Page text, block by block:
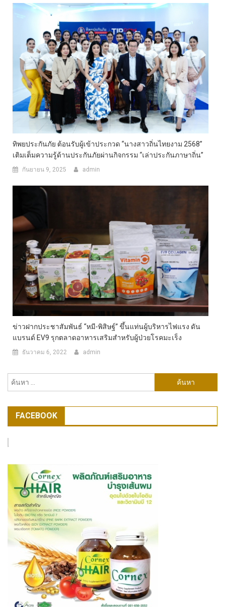
ทิพยประกันภัย ต้อนรับผู้เข้าประกวด “นางสาวถิ่นไทยงาม 2568”
เติมเต็มความรู้ด้านประกันภัยผ่านกิจกรรม “เล่าประกันภาษาถิ่น”
กันยายน 9, 2025 admin
ข่าวฝากประชาสัมพันธ์ “หมี-พิสิษฐ์” ขึ้นแท่นผู้บริหารไฟแรง ดัน
แบรนด์ EV9 รุกตลาดอาหารเสริมสำหรับผู้ป่วยโรคมะเร็ง
ธันวาคม 6, 2022 admin
สำหรับ:
FACEBOOK